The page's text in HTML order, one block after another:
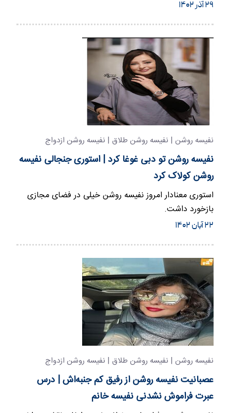
۲۹ آذر ۱۴۰۲
نفیسه روشن | نفیسه روشن طلاق | نفیسه روشن ازدواج
نفیسه روشن تو دبی غوغا کرد | استوری جنجالی نفیسه
روشن کولاک کرد
استوری معنادار امروز نفیسه روشن خیلی در فضای مجازی
بازخورد داشت.
۲۲ آبان ۱۴۰۲
نفیسه روشن | نفیسه روشن طلاق | نفیسه روشن ازدواج
عصبانیت نفیسه روشن از رفیق کم جنبه‌اش | درس
عبرت فراموش نشدنی نفیسه خانم